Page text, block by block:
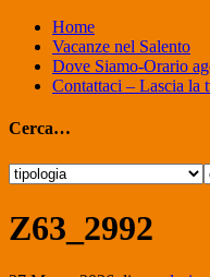
Home
Vacanze nel Salento
Dove Siamo-Orario
Contattaci – Lascia la
Cerca…
Z63_2992